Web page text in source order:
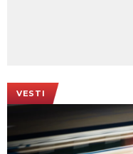
VESTI